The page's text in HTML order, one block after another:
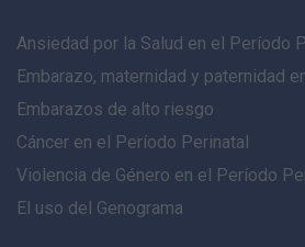
Ansiedad por la Salud en el Período
Embarazo, maternidad y paternidad
Embarazos de alto riesgo
Cáncer en el Período Perinatal
Violencia de Género en el Período
El uso del Genograma